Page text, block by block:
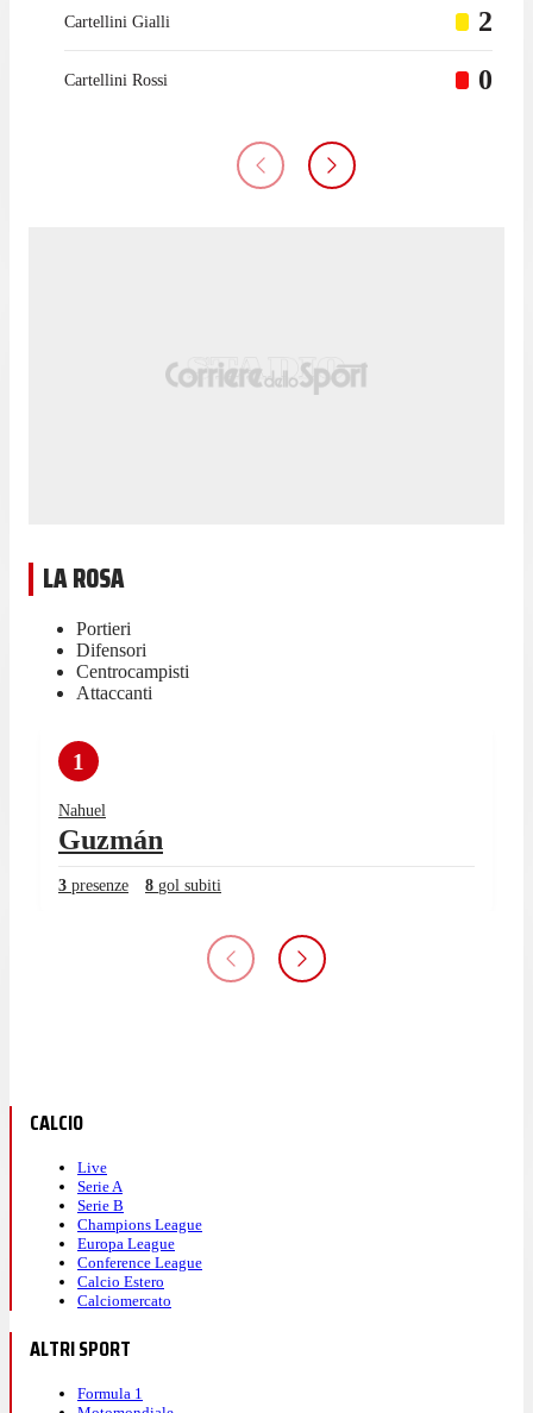
Cartellini Gialli 2
Cartellini Rossi 0
LA ROSA
Portieri
Difensori
Centrocampisti
Attaccanti
1
Nahuel
Guzmán
3 presenze 8 gol subiti
CALCIO
Live
Serie A
Serie B
Champions League
Europa League
Conference League
Calcio Estero
Calciomercato
ALTRI SPORT
Formula 1